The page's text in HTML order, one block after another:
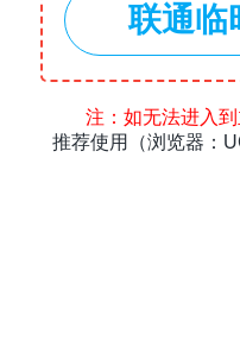
联通临
注：如无法进入
推荐使用（浏览器：